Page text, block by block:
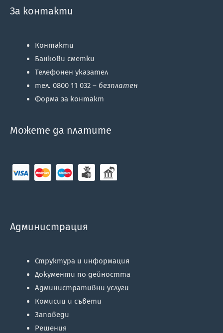
За контакти
Контакти
Банкови сметки
Телефонен указател
тел. 0800 11 032 – безплатен
Форма за контакт
Можете да платите
Администрация
Структура и информация
Документи по дейността
Административни услуги
Комисии и съвети
Заповеди
Решения